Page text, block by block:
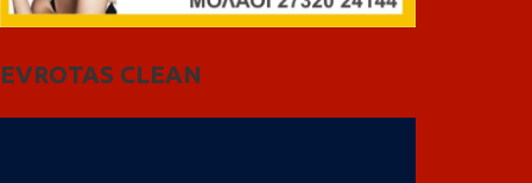
EVROTAS CLEAN